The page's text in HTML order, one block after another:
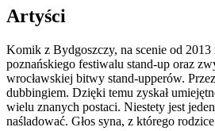
Artyści
Komik z Bydgoszczy, na scenie od
poznańskiego festiwalu stand-up oraz
wrocławskiej bitwy stand-upperów.
dubbingiem. Dzięki temu zyskał
wielu znanych postaci. Niestety jest
naśladować. Głos syna, z którego